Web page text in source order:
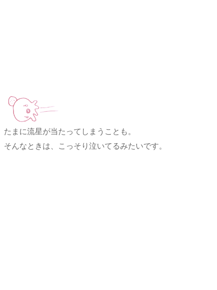
たまに流星が当たってしまうことも。
そんなときは、こっそり泣いてるみたいです。